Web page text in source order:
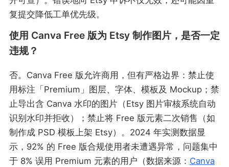
复提交降低工单优先级。
使用 Canva Free 版为 Etsy 制作图片，是否一定
违规？
否。Canva Free 版允许商用，但有严格边界：禁止使
用标注「Premium」图层、字体、模板及 Mockup；禁
止导出含 Canva 水印的图片（Etsy 图片审核系统自动
识别水印并拒收）；禁止将 Free 版元素二次销售（如
制作成 PSD 模板上架 Etsy）。2024 年实测数据显
示，92% 的 Free 版合规使用者未遭遇异常，问题集中
于 8% 误用 Premium 元素的用户（数据来源： Canva